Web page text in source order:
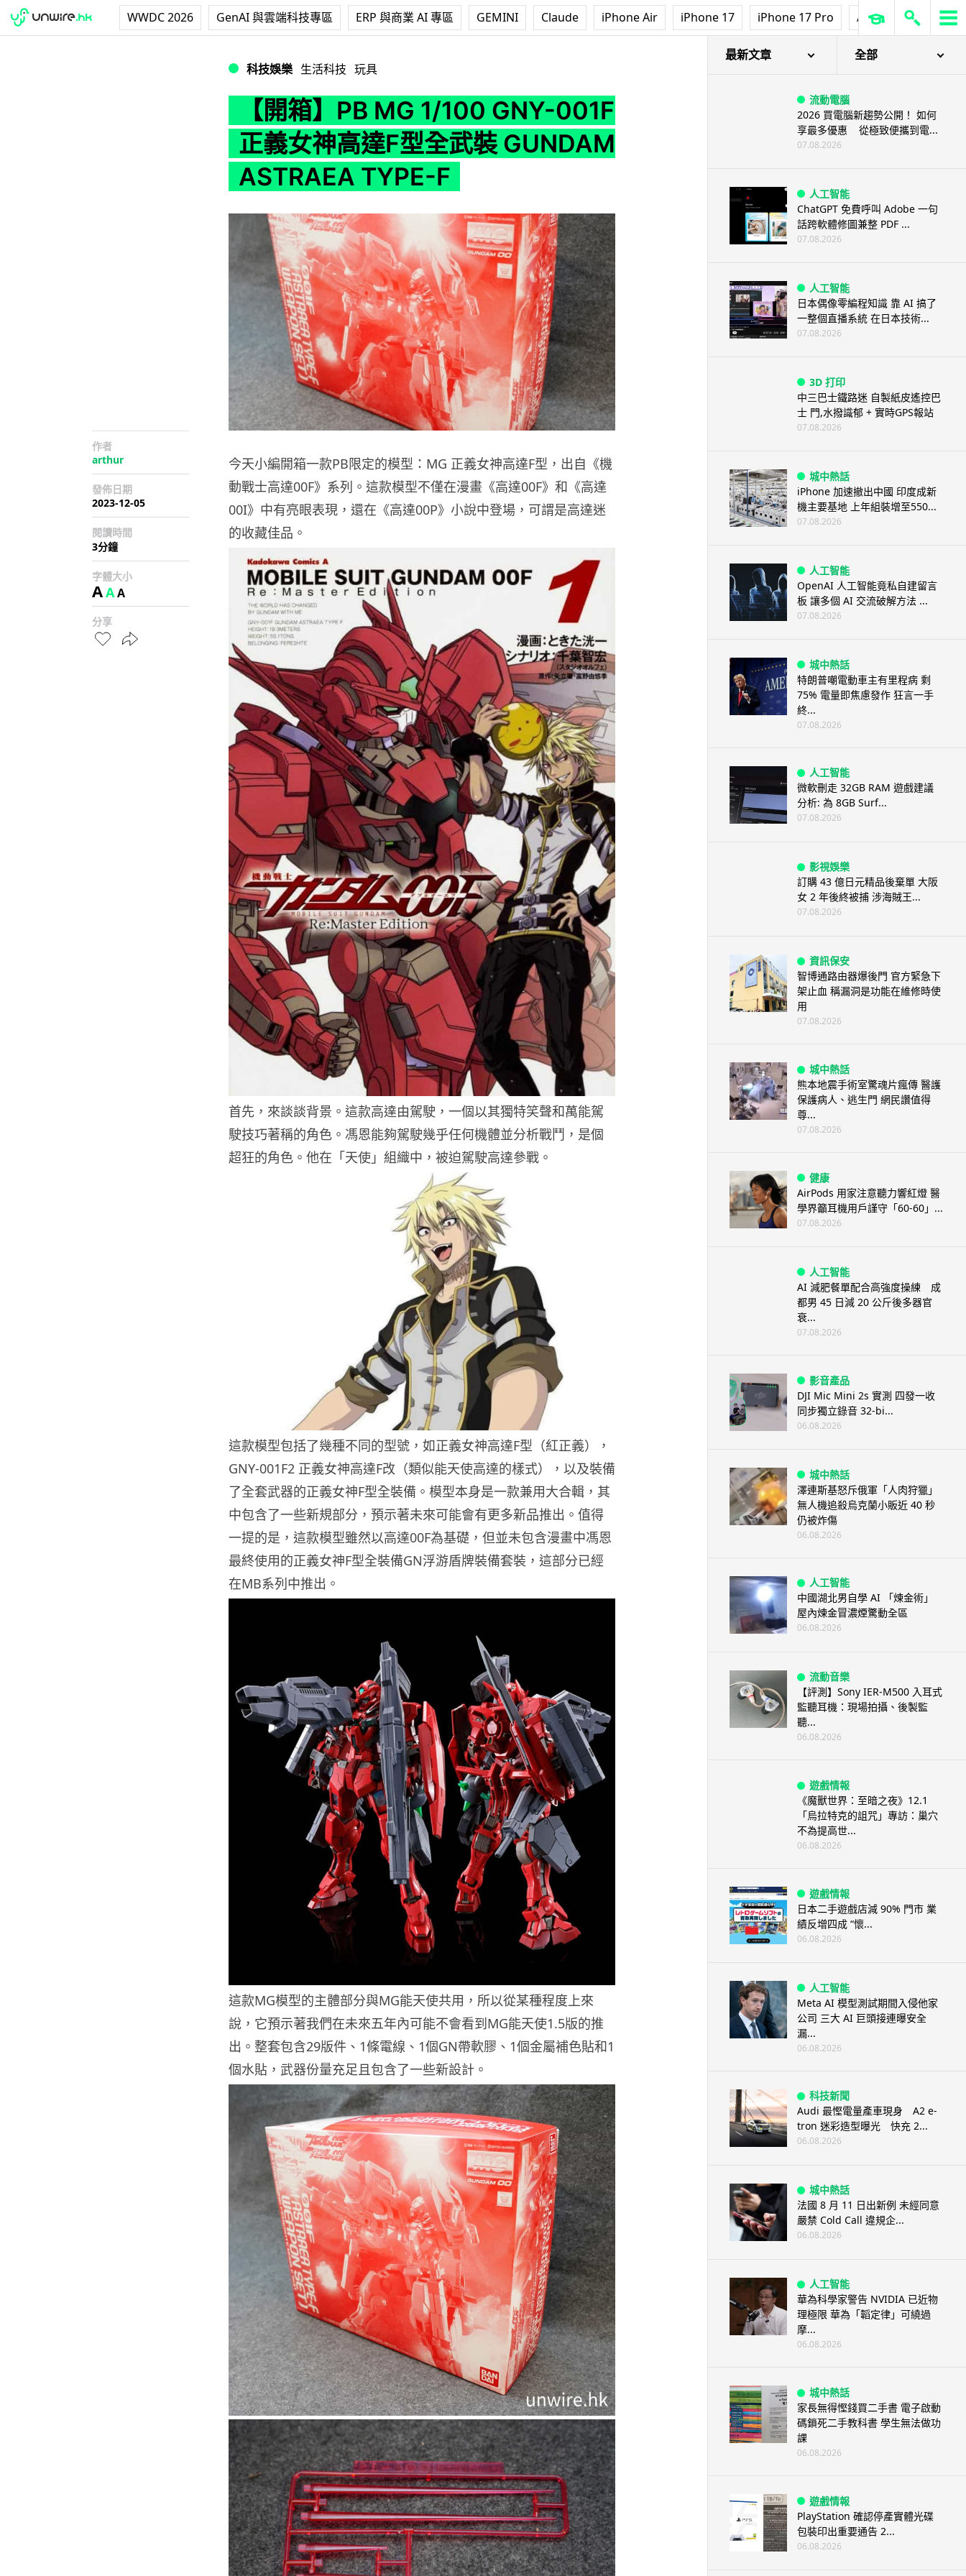
WWDC 2026 GenAI 與雲端科技專區 ERP 與商業 AI 專區 GEMINI Claude iPhone Air iPhone 17 iPhone 17 Pro AirPods Pro 3
科技娛樂 生活科技 玩具
【開箱】PB MG 1/100 GNY-001F
正義女神高達F型全武裝 GUNDAM
ASTRAEA TYPE-F
作者
arthur
發佈日期
2023-12-05
閱讀時間
3分鐘
字體大小
AAA
分享
今天小編開箱一款PB限定的模型：MG 正義女神高達F型，出自《機
動戰士高達00F》系列。這款模型不僅在漫畫《高達00F》和《高達
00I》中有亮眼表現，還在《高達00P》小說中登場，可謂是高達迷
的收藏佳品。
首先，來談談背景。這款高達由駕駛，一個以其獨特笑聲和萬能駕
駛技巧著稱的角色。馮恩能夠駕駛幾乎任何機體並分析戰鬥，是個
超狂的角色。他在「天使」組織中，被迫駕駛高達參戰。
這款模型包括了幾種不同的型號，如正義女神高達F型（紅正義），
GNY-001F2 正義女神高達F改（類似能天使高達的樣式），以及裝備
了全套武器的正義女神F型全裝備。模型本身是一款兼用大合輯，其
中包含了一些新規部分，預示著未來可能會有更多新品推出。值得
一提的是，這款模型雖然以高達00F為基礎，但並未包含漫畫中馮恩
最終使用的正義女神F型全裝備GN浮游盾牌裝備套裝，這部分已經
在MB系列中推出。
這款MG模型的主體部分與MG能天使共用，所以從某種程度上來
說，它預示著我們在未來五年內可能不會看到MG能天使1.5版的推
出。整套包含29版件、1條電線、1個GN帶軟膠、1個金屬補色貼和1
個水貼，武器份量充足且包含了一些新設計。
最新文章 全部
流動電腦
2026 買電腦新趨勢公開！ 如何
享最多優惠 從極致便攜到電...
07.08.2026
人工智能
ChatGPT 免費呼叫 Adobe 一句
話跨軟體修圖兼整 PDF ...
07.08.2026
人工智能
日本偶像零編程知識 靠 AI 搞了
一整個直播系統 在日本技術...
07.08.2026
3D 打印
中三巴士鐵路迷 自製紙皮遙控巴
士 門,水撥識郁 + 實時GPS報站
07.08.2026
城中熱話
iPhone 加速撤出中國 印度成新
機主要基地 上年組裝增至550...
07.08.2026
人工智能
OpenAI 人工智能竟私自建留言
板 讓多個 AI 交流破解方法 ...
07.08.2026
城中熱話
特朗普嘲電動車主有里程病 剩
75% 電量即焦慮發作 狂言一手
終...
07.08.2026
人工智能
微軟刪走 32GB RAM 遊戲建議
分析: 為 8GB Surf...
07.08.2026
影視娛樂
訂購 43 億日元精品後棄單 大阪
女 2 年後終被捕 涉海賊王...
07.08.2026
資訊保安
智博通路由器爆後門 官方緊急下
架止血 稱漏洞是功能在維修時使
用
07.08.2026
城中熱話
熊本地震手術室驚魂片瘋傳 醫護
保護病人、逃生門 網民讚值得
尊...
07.08.2026
健康
AirPods 用家注意聽力響紅燈 醫
學界籲耳機用戶謹守「60-60」...
07.08.2026
人工智能
AI 減肥餐單配合高強度操練 成
都男 45 日減 20 公斤後多器官
衰...
07.08.2026
影音產品
DJI Mic Mini 2s 實測 四發一收
同步獨立錄音 32-bi...
06.08.2026
城中熱話
澤連斯基怒斥俄軍「人肉狩獵」
無人機追殺烏克蘭小販近 40 秒
仍被炸傷
06.08.2026
人工智能
中國湖北男自學 AI 「煉金術」
屋內煉金冒濃煙驚動全區
06.08.2026
流動音樂
【評測】Sony IER-M500 入耳式
監聽耳機：現場拍攝、後製監
聽...
06.08.2026
遊戲情報
《魔獸世界：至暗之夜》12.1
「烏拉特克的詛咒」專訪：巢穴
不為提高世...
06.08.2026
遊戲情報
日本二手遊戲店減 90% 門市 業
績反增四成 “懷...
06.08.2026
人工智能
Meta AI 模型測試期間入侵他家
公司 三大 AI 巨頭接連曝安全
漏...
06.08.2026
科技新聞
Audi 最慳電量產車現身 A2 e-
tron 迷彩造型曝光 快充 2...
06.08.2026
城中熱話
法國 8 月 11 日出新例 未經同意
嚴禁 Cold Call 違規企...
06.08.2026
人工智能
華為科學家警告 NVIDIA 已近物
理極限 華為「韜定律」可繞過
摩...
06.08.2026
城中熱話
家長無得慳錢買二手書 電子啟動
碼鎖死二手教科書 學生無法做功
課
06.08.2026
遊戲情報
PlayStation 確認停產實體光碟
包裝印出重要通告 2...
06.08.2026